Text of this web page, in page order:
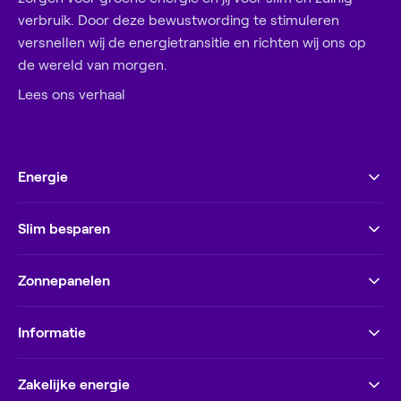
verbruik. Door deze bewustwording te stimuleren
versnellen wij de energietransitie en richten wij ons op
de wereld van morgen.
Lees ons verhaal
Energie
Slim besparen
Zonnepanelen
Informatie
Zakelijke energie